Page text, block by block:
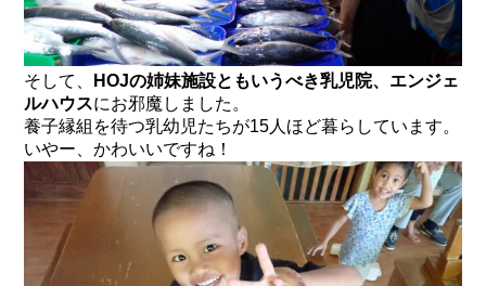
そして、
HOJの姉妹施設ともいうべき乳児院、エンジェ
ルハウスにお邪魔しました。
養子縁組を待つ乳幼児たちが15人ほど暮らしています。
いやー、かわいいですね！